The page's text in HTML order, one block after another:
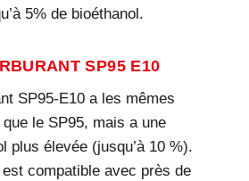
5% de bioéthanol.
SP95 E10
SP95-E10 a les mêmes
le SP95, mais a une
plus élevée (jusqu’à 10 %).
compatible avec près de